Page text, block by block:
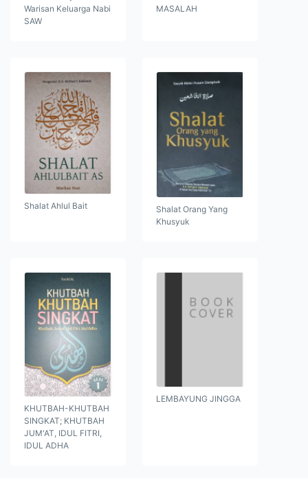
Warisan Keluarga Nabi
SAW
MASALAH
Shalat Ahlul Bait
Shalat Orang Yang
Khusyuk
KHUTBAH-KHUTBAH
SINGKAT; KHUTBAH
JUM'AT, IDUL FITRI,
IDUL ADHA
LEMBAYUNG JINGGA